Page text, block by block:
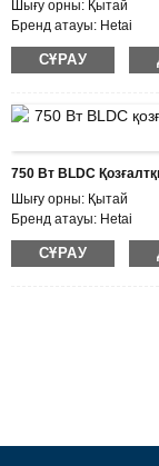
Шығу орны: Қытай
Бренд атауы: Hetai
Сертификаттау: CE
Модель нөмірі: BLDC-
Қаптама мәліметтері:
Жеткізу уақыты: 7 ~ 10
Төлем шарттары: L/C,
Жеткізу мүмкіндігі:
СҰРАУ
750 Вт BLDC
Шығу орны: Қытай
Бренд атауы: Hetai
Сертификаттау: CE
Модель нөмірі: BLDC-
СҰРАУ